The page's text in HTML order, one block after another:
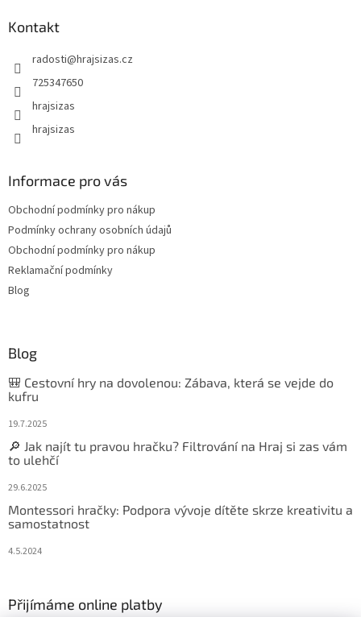
Kontakt
radosti@hrajsizas.cz
725347650
hrajsizas
hrajsizas
Informace pro vás
Obchodní podmínky pro nákup
Podmínky ochrany osobních údajů
Obchodní podmínky pro nákup
Reklamační podmínky
Blog
Blog
🎒 Cestovní hry na dovolenou: Zábava, která se vejde do
kufru
19.7.2025
🔎 Jak najít tu pravou hračku? Filtrování na Hraj si zas vám
to ulehčí
29.6.2025
Montessori hračky: Podpora vývoje dítěte skrze kreativitu a
samostatnost
4.5.2024
Přijímáme online platby